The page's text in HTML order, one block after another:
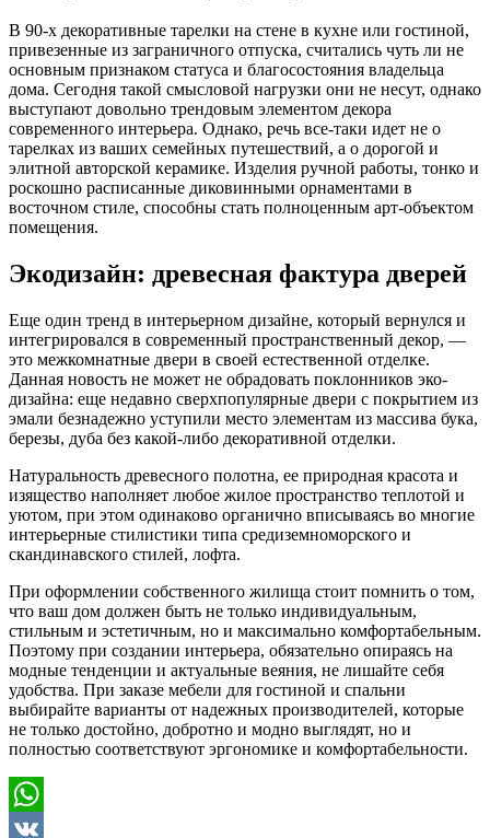
В 90-х декоративные тарелки на стене в кухне или гостиной,
привезенные из заграничного отпуска, считались чуть ли не
основным признаком статуса и благосостояния владельца
дома. Сегодня такой смысловой нагрузки они не несут, однако
выступают довольно трендовым элементом декора
современного интерьера. Однако, речь все-таки идет не о
тарелках из ваших семейных путешествий, а о дорогой и
элитной авторской керамике. Изделия ручной работы, тонко и
роскошно расписанные диковинными орнаментами в
восточном стиле, способны стать полноценным арт-объектом
помещения.
Экодизайн: древесная фактура дверей
Еще один тренд в интерьерном дизайне, который вернулся и
интегрировался в современный пространственный декор, —
это межкомнатные двери в своей естественной отделке.
Данная новость не может не обрадовать поклонников эко-
дизайна: еще недавно сверхпопулярные двери с покрытием из
эмали безнадежно уступили место элементам из массива бука,
березы, дуба без какой-либо декоративной отделки.
Натуральность древесного полотна, ее природная красота и
изящество наполняет любое жилое пространство теплотой и
уютом, при этом одинаково органично вписываясь во многие
интерьерные стилистики типа средиземноморского и
скандинавского стилей, лофта.
При оформлении собственного жилища стоит помнить о том,
что ваш дом должен быть не только индивидуальным,
стильным и эстетичным, но и максимально комфортабельным.
Поэтому при создании интерьера, обязательно опираясь на
модные тенденции и актуальные веяния, не лишайте себя
удобства. При заказе мебели для гостиной и спальни
выбирайте варианты от надежных производителей, которые
не только достойно, добротно и модно выглядят, но и
полностью соответствуют эргономике и комфортабельности.
WhatsApp